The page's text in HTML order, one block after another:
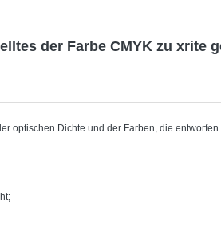
der Farbe CMYK zu xrite
optischen Dichte und der Farben, die